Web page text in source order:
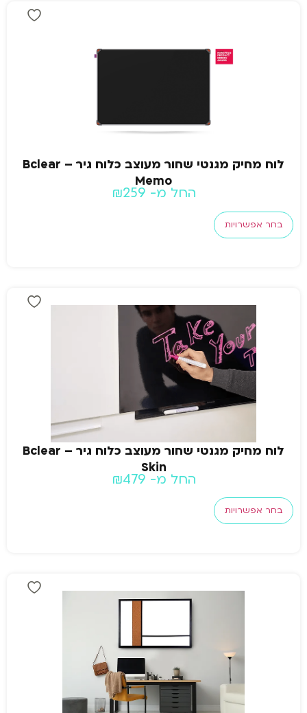
לוח מחיק מגנטי שחור מעוצב כלוח גיר – Bclear
Memo
החל מ- ₪259
בחר אפשרויות
לוח מחיק מגנטי שחור מעוצב כלוח גיר – Bclear
Skin
החל מ- ₪479
בחר אפשרויות